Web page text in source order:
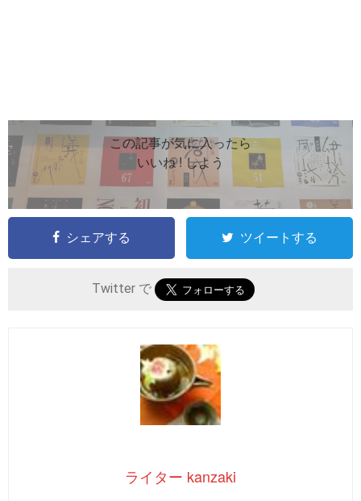
この記事が気に入ったら
いいね ! しよう
シェアする ツイートする
Twitter で
ライター kanzaki